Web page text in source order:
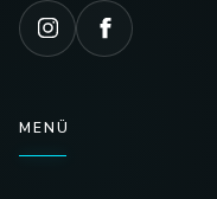
MENÜ